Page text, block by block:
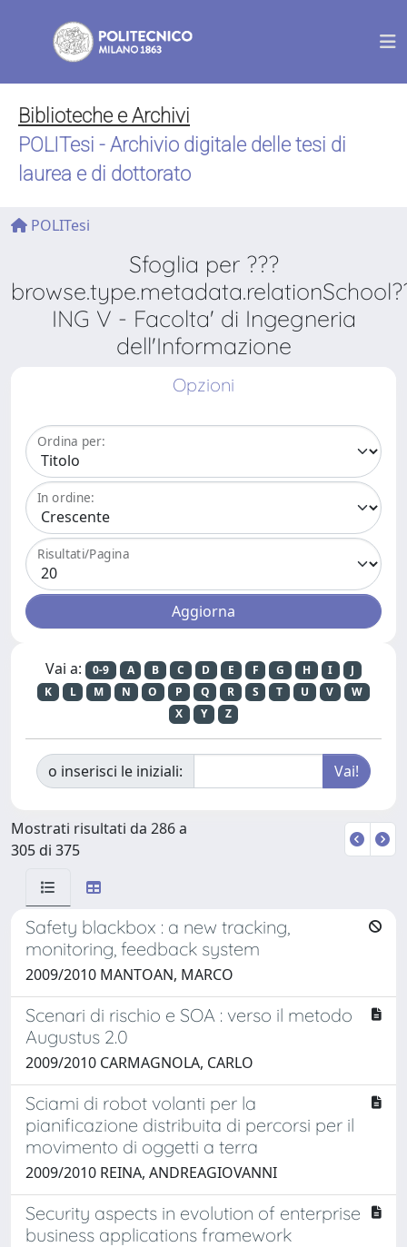
Biblioteche e Archivi
POLITesi - Archivio digitale delle tesi di
laurea e di dottorato
POLITesi
Sfoglia per ???
ING V - Facolta' di Ingegneria
dell'Informazione
Opzioni
Ordina per:
In ordine:
Risultati/Pagina
Vai a: 0-9 A B C D E F G H I
J
K
L M N O P Q R S T U V
W
X
Y Z
o inserisci le iniziali:
Mostrati risultati da 286 a
305 di 375
Safety blackbox : a new tracking,
monitoring, feedback system
2009/2010 MANTOAN, MARCO
Scenari di rischio e SOA : verso il metodo
Augustus 2.0
2009/2010 CARMAGNOLA, CARLO
Sciami di robot volanti per la
pianificazione distribuita di percorsi per il
movimento di oggetti a terra
2009/2010 REINA, ANDREAGIOVANNI
Security aspects in evolution of enterprise
business applications framework